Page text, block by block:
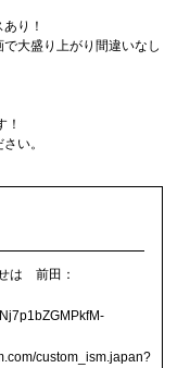
り！
大盛り上がり間違いなし
！
い。
は 前田：
custom_ism.japan?